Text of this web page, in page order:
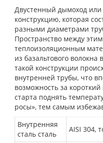
Двустенный дымоход или
конструкцию, которая
разными диаметрами
Пространство между
теплоизоляционным
из базальтового волокна
такой конструкции
внутренней трубы, что
возможность за
старта поднять
росы», тем самым
Внутренняя
сталь сталь
AISI 304,